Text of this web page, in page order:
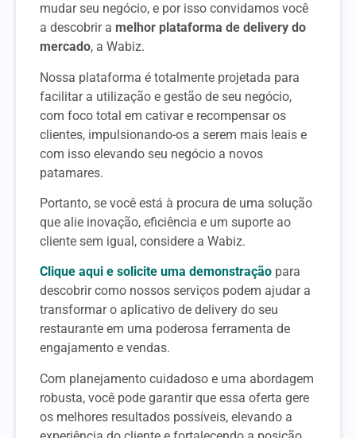
mudar seu negócio, e por isso convidamos você
a descobrir a melhor plataforma de delivery do
mercado, a Wabiz.
Nossa plataforma é totalmente projetada para
facilitar a utilização e gestão de seu negócio,
com foco total em cativar e recompensar os
clientes, impulsionando-os a serem mais leais e
com isso elevando seu negócio a novos
patamares.
Portanto, se você está à procura de uma solução
que alie inovação, eficiência e um suporte ao
cliente sem igual, considere a Wabiz.
Clique aqui e solicite uma demonstração para
descobrir como nossos serviços podem ajudar a
transformar o aplicativo de delivery do seu
restaurante em uma poderosa ferramenta de
engajamento e vendas.
Com planejamento cuidadoso e uma abordagem
robusta, você pode garantir que essa oferta gere
os melhores resultados possíveis, elevando a